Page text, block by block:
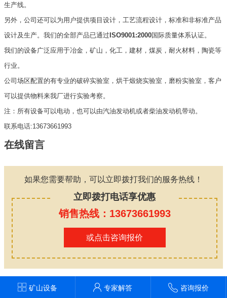
生产线。
另外，公司还可以为用户提供项目设计，工艺流程设计，标准和非标准产品
设计及生产。我们的全部产品已通过ISO9001:2000国际质量体系认证。
我们的设备广泛应用于冶金，矿山，化工，建材，煤炭，耐火材料，陶瓷等
行业。
公司场区配置的有专业的破碎实验室，烘干煅烧实验室，磨粉实验室，客户
可以提供物料来我厂进行实验考察。
注：所有设备可以电动，也可以由汽油发动机或者柴油发动机带动。
联系电话:13673661993
在线留言
如果您需要帮助，可以立即拨打我们的服务热线！
立即拨打电话享优惠
销售热线：13673661993
或点击咨询报价
矿山设备 专家解答 咨询报价